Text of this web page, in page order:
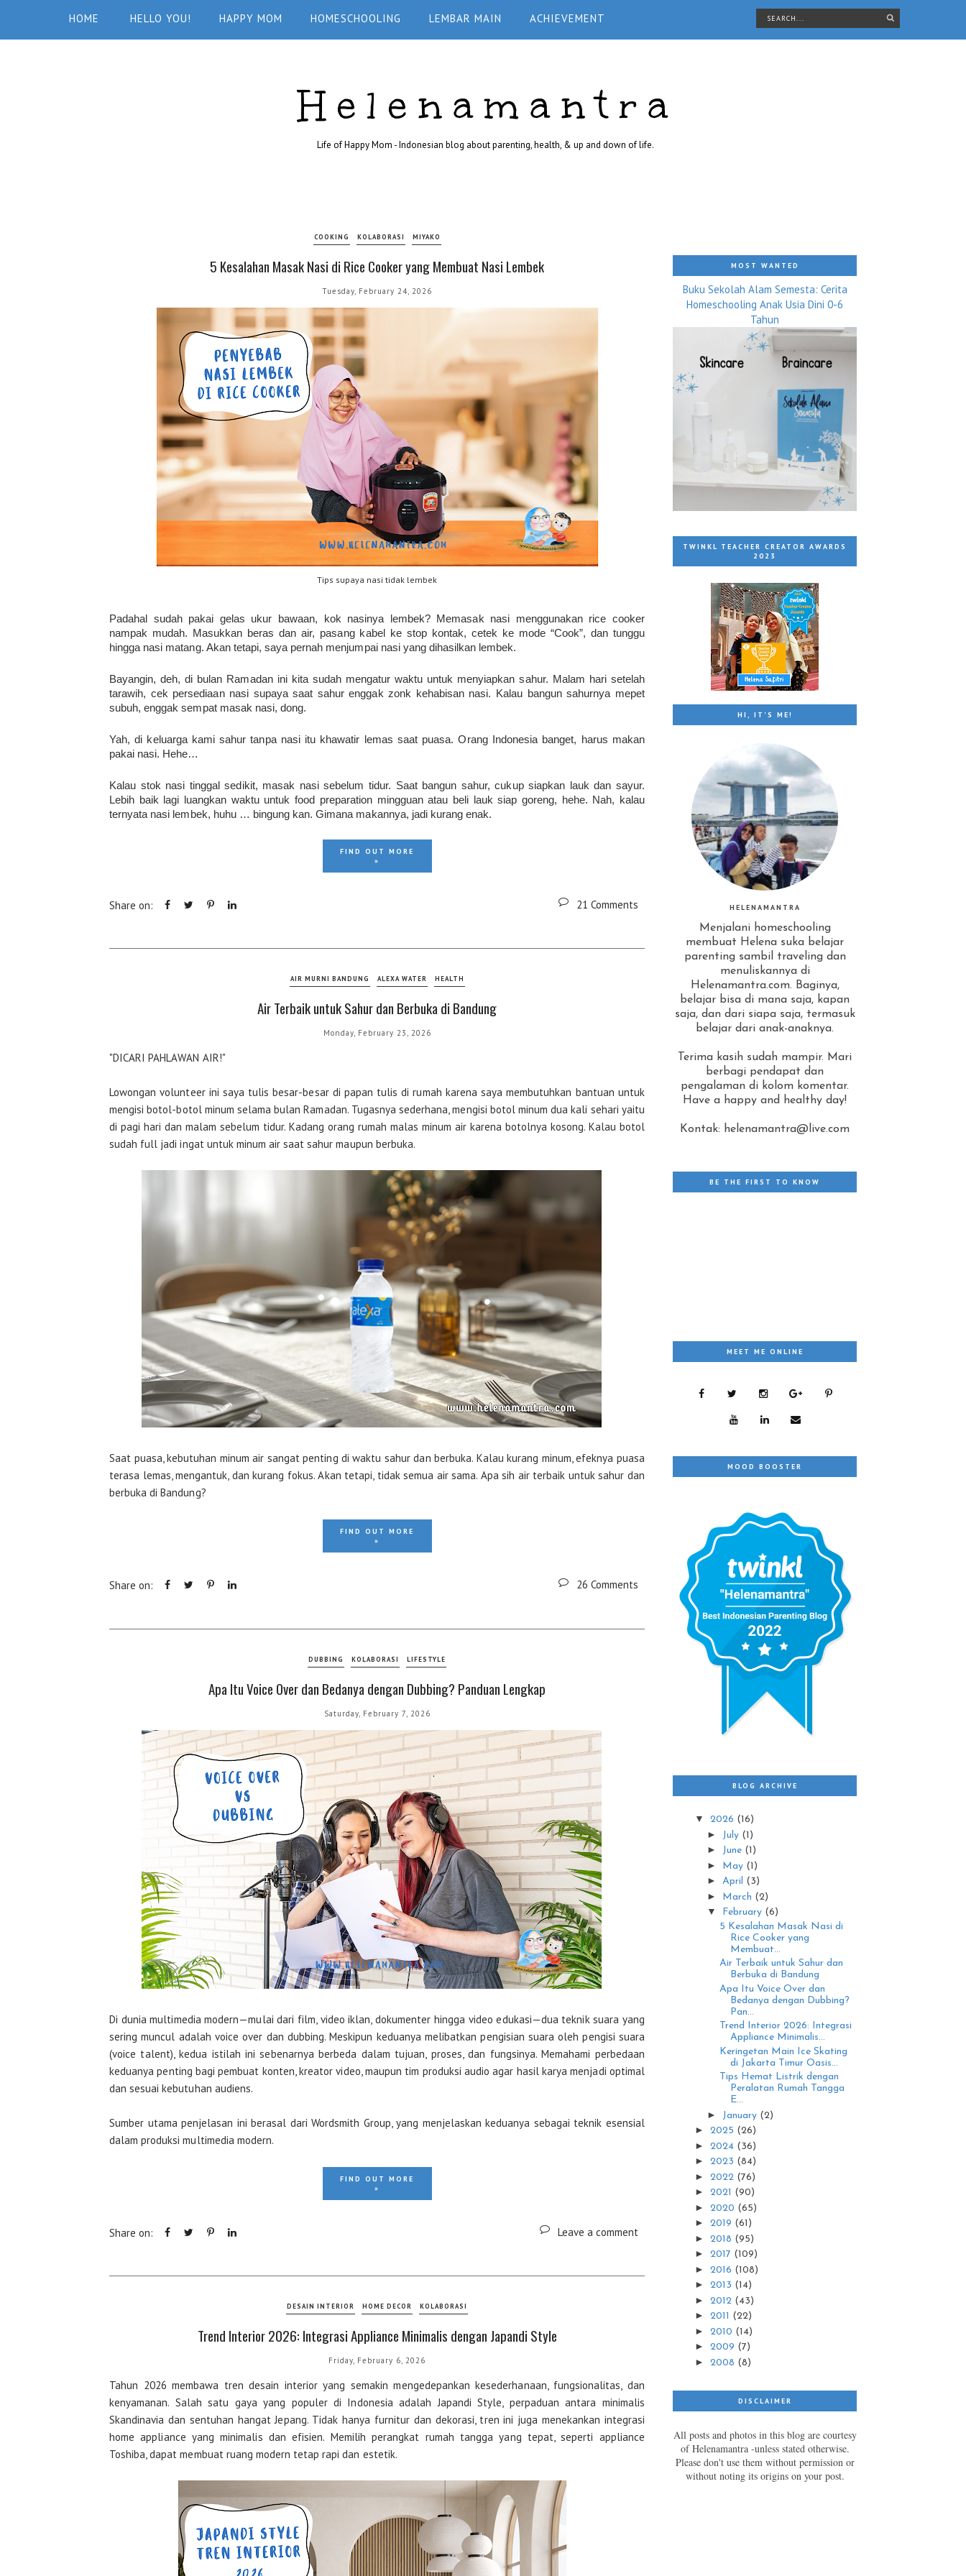
HOME HELLO YOU! HAPPY MOM HOMESCHOOLING LEMBAR MAIN ACHIEVEMENT
Helenamantra
Life of Happy Mom - Indonesian blog about parenting, health, & up and down of life.
COOKING KOLABORASI MIYAKO
5 Kesalahan Masak Nasi di Rice Cooker yang Membuat Nasi Lembek
Tuesday, February 24, 2026
Tips supaya nasi tidak lembek
Padahal sudah pakai gelas ukur bawaan, kok nasinya lembek? Memasak nasi menggunakan rice cooker
nampak mudah. Masukkan beras dan air, pasang kabel ke stop kontak, cetek ke mode “Cook”, dan tunggu
hingga nasi matang. Akan tetapi, saya pernah menjumpai nasi yang dihasilkan lembek.
Bayangin, deh, di bulan Ramadan ini kita sudah mengatur waktu untuk menyiapkan sahur. Malam hari setelah
tarawih, cek persediaan nasi supaya saat sahur enggak zonk kehabisan nasi. Kalau bangun sahurnya mepet
subuh, enggak sempat masak nasi, dong.
Yah, di keluarga kami sahur tanpa nasi itu khawatir lemas saat puasa. Orang Indonesia banget, harus makan
pakai nasi. Hehe…
Kalau stok nasi tinggal sedikit, masak nasi sebelum tidur. Saat bangun sahur, cukup siapkan lauk dan sayur.
Lebih baik lagi luangkan waktu untuk food preparation mingguan atau beli lauk siap goreng, hehe. Nah, kalau
ternyata nasi lembek, huhu … bingung kan. Gimana makannya, jadi kurang enak.
FIND OUT MORE
»
Share on: 21 Comments
AIR MURNI BANDUNG ALEXA WATER HEALTH
Air Terbaik untuk Sahur dan Berbuka di Bandung
Monday, February 23, 2026
"DICARI PAHLAWAN AIR!"
Lowongan volunteer ini saya tulis besar-besar di papan tulis di rumah karena saya membutuhkan bantuan untuk
mengisi botol-botol minum selama bulan Ramadan. Tugasnya sederhana, mengisi botol minum dua kali sehari yaitu
di pagi hari dan malam sebelum tidur. Kadang orang rumah malas minum air karena botolnya kosong. Kalau botol
sudah full jadi ingat untuk minum air saat sahur maupun berbuka.
Saat puasa, kebutuhan minum air sangat penting di waktu sahur dan berbuka. Kalau kurang minum, efeknya puasa
terasa lemas, mengantuk, dan kurang fokus. Akan tetapi, tidak semua air sama. Apa sih air terbaik untuk sahur dan
berbuka di Bandung?
FIND OUT MORE
»
Share on: 26 Comments
DUBBING KOLABORASI LIFESTYLE
Apa Itu Voice Over dan Bedanya dengan Dubbing? Panduan Lengkap
Saturday, February 7, 2026
Di dunia multimedia modern—mulai dari film, video iklan, dokumenter hingga video edukasi—dua teknik suara yang
sering muncul adalah voice over dan dubbing. Meskipun keduanya melibatkan pengisian suara oleh pengisi suara
(voice talent), kedua istilah ini sebenarnya berbeda dalam tujuan, proses, dan fungsinya. Memahami perbedaan
keduanya penting bagi pembuat konten, kreator video, maupun tim produksi audio agar hasil karya menjadi optimal
dan sesuai kebutuhan audiens.
Sumber utama penjelasan ini berasal dari Wordsmith Group, yang menjelaskan keduanya sebagai teknik esensial
dalam produksi multimedia modern.
FIND OUT MORE
»
Share on: Leave a comment
DESAIN INTERIOR HOME DECOR KOLABORASI
Trend Interior 2026: Integrasi Appliance Minimalis dengan Japandi Style
Friday, February 6, 2026
Tahun 2026 membawa tren desain interior yang semakin mengedepankan kesederhanaan, fungsionalitas, dan
kenyamanan. Salah satu gaya yang populer di Indonesia adalah Japandi Style, perpaduan antara minimalis
Skandinavia dan sentuhan hangat Jepang. Tidak hanya furnitur dan dekorasi, tren ini juga menekankan integrasi
home appliance yang minimalis dan efisien. Memilih perangkat rumah tangga yang tepat, seperti appliance
Toshiba, dapat membuat ruang modern tetap rapi dan estetik.
MOST WANTED
Buku Sekolah Alam Semesta: Cerita
Homeschooling Anak Usia Dini 0-6
Tahun
TWINKL TEACHER CREATOR AWARDS
2023
HI, IT'S ME!
HELENAMANTRA
Menjalani homeschooling
membuat Helena suka belajar
parenting sambil traveling dan
menuliskannya di
Helenamantra.com. Baginya,
belajar bisa di mana saja, kapan
saja, dan dari siapa saja, termasuk
belajar dari anak-anaknya.
Terima kasih sudah mampir. Mari
berbagi pendapat dan
pengalaman di kolom komentar.
Have a happy and healthy day!
Kontak: helenamantra@live.com
BE THE FIRST TO KNOW
MEET ME ONLINE
MOOD BOOSTER
BLOG ARCHIVE
▼ 2026 (16)
► July (1)
► June (1)
► May (1)
► April (3)
► March (2)
▼ February (6)
5 Kesalahan Masak Nasi di
Rice Cooker yang
Membuat...
Air Terbaik untuk Sahur dan
Berbuka di Bandung
Apa Itu Voice Over dan
Bedanya dengan Dubbing?
Pan...
Trend Interior 2026: Integrasi
Appliance Minimalis...
Keringetan Main Ice Skating
di Jakarta Timur Oasis...
Tips Hemat Listrik dengan
Peralatan Rumah Tangga
E...
► January (2)
► 2025 (26)
► 2024 (36)
► 2023 (84)
► 2022 (76)
► 2021 (90)
► 2020 (65)
► 2019 (61)
► 2018 (95)
► 2017 (109)
► 2016 (108)
► 2013 (14)
► 2012 (43)
► 2011 (22)
► 2010 (14)
► 2009 (7)
► 2008 (8)
DISCLAIMER
All posts and photos in this blog are courtesy
of Helenamantra -unless stated otherwise.
Please don't use them without permission or
without noting its origins on your post.